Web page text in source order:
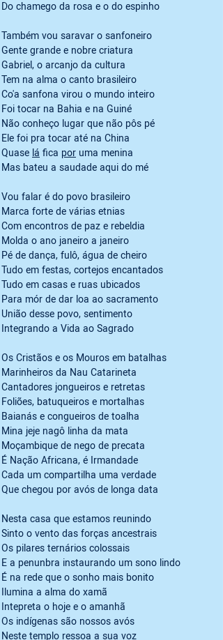
Do chamego da rosa e o do espinho
Também vou saravar o sanfoneiro
Gente grande e nobre criatura
Gabriel, o arcanjo da cultura
Tem na alma o canto brasileiro
Co'a sanfona virou o mundo inteiro
Foi tocar na Bahia e na Guiné
Não conheço lugar que não pôs pé
Ele foi pra tocar até na China
Quase lá fica por uma menina
Mas bateu a saudade aqui do mé
Vou falar é do povo brasileiro
Marca forte de várias etnias
Com encontros de paz e rebeldia
Molda o ano janeiro a janeiro
Pé de dança, fulô, água de cheiro
Tudo em festas, cortejos encantados
Tudo em casas e ruas ubicados
Para mór de dar loa ao sacramento
União desse povo, sentimento
Integrando a Vida ao Sagrado
Os Cristãos e os Mouros em batalhas
Marinheiros da Nau Catarineta
Cantadores jongueiros e retretas
Foliões, batuqueiros e mortalhas
Baianás e congueiros de toalha
Mina jeje nagô linha da mata
Moçambique de nego de precata
É Nação Africana, é Irmandade
Cada um compartilha uma verdade
Que chegou por avós de longa data
Nesta casa que estamos reunindo
Sinto o vento das forças ancestrais
Os pilares ternários colossais
E a penunbra instaurando um sono lindo
É na rede que o sonho mais bonito
Ilumina a alma do xamã
Intepreta o hoje e o amanhã
Os indígenas são nossos avós
Neste templo ressoa a sua voz